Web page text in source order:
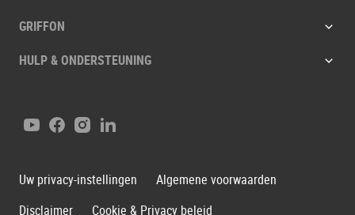
GRIFFON
HULP & ONDERSTEUNING
YouTubeFacebook
Instagram
LinkedIn
Uw privacy-instellingen
Algemene voorwaarden
Disclaimer
Cookie & Privacy beleid